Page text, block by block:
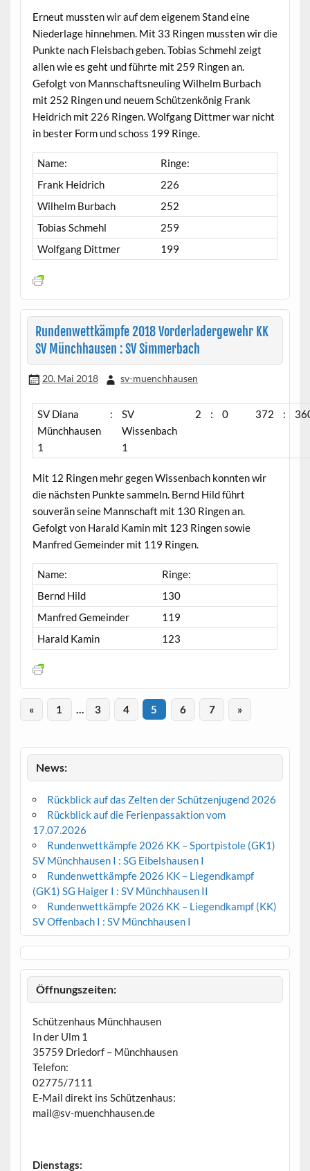
Erneut mussten wir auf dem eigenem Stand eine
Niederlage hinnehmen. Mit 33 Ringen mussten wir die
Punkte nach Fleisbach geben. Tobias Schmehl zeigt
allen wie es geht und führte mit 259 Ringen an.
Gefolgt von Mannschaftsneuling Wilhelm Burbach
mit 252 Ringen und neuem Schützenkönig Frank
Heidrich mit 226 Ringen. Wolfgang Dittmer war nicht
in bester Form und schoss 199 Ringe.
Name:
Ringe:
Frank Heidrich
226
Wilhelm Burbach
252
Tobias Schmehl
259
Wolfgang Dittmer
199
Rundenwettkämpfe 2018 Vorderladergewehr KK
SV Münchhausen : SV Simmerbach
20. Mai 2018 sv-muenchhausen
SV Diana
Münchhausen
1
:
SV
Wissenbach
1
2 : 0 372 :
Mit 12 Ringen mehr gegen Wissenbach konnten wir
die nächsten Punkte sammeln. Bernd Hild führt
souverän seine Mannschaft mit 130 Ringen an.
Gefolgt von Harald Kamin mit 123 Ringen sowie
Manfred Gemeinder mit 119 Ringen.
Name:
Ringe:
Bernd Hild
130
Manfred Gemeinder
119
Harald Kamin
123
« 1 … 3 4 5 6 7 »
News:
Rückblick auf das Zelten der Schützenjugend 2026
Rückblick auf die Ferienpassaktion vom
17.07.2026
Rundenwettkämpfe 2026 KK – Sportpistole (GK1)
SV Münchhausen I : SG Eibelshausen I
Rundenwettkämpfe 2026 KK – Liegendkampf
(GK1) SG Haiger I : SV Münchhausen II
Rundenwettkämpfe 2026 KK – Liegendkampf (KK)
SV Offenbach I : SV Münchhausen I
Öffnungszeiten:
Schützenhaus Münchhausen
In der Ulm 1
35759 Driedorf – Münchhausen
Telefon:
02775/7111
E-Mail direkt ins Schützenhaus:
mail@sv-muenchhausen.de
Dienstags: